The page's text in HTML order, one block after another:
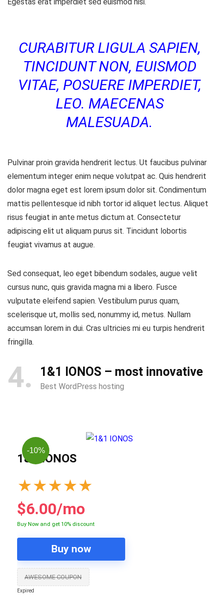
CURABITUR LIGULA SAPIEN,
TINCIDUNT NON, EUISMOD
VITAE, POSUERE IMPERDIET,
LEO. MAECENAS
MALESUADA.
Pulvinar proin gravida hendrerit lectus. Ut faucibus pulvinar
elementum integer enim neque volutpat ac. Quis hendrerit
dolor magna eget est lorem ipsum dolor sit. Condimentum
mattis pellentesque id nibh tortor id aliquet lectus. Aliquet
risus feugiat in ante metus dictum at. Consectetur
adipiscing elit ut aliquam purus sit. Tincidunt lobortis
feugiat vivamus at augue.
Sed consequat, leo eget bibendum sodales, augue velit
cursus nunc, quis gravida magna mi a libero. Fusce
vulputate eleifend sapien. Vestibulum purus quam,
scelerisque ut, mollis sed, nonummy id, metus. Nullam
accumsan lorem in dui. Cras ultricies mi eu turpis hendrerit
fringilla.
4 1&1 IONOS – most innovative
Best WordPress hosting
-10%
1&1 IONOS
★★★★★
$6.00/mo
Buy Now and get 10% discount
Buy now
AWESOME COUPON
Expired